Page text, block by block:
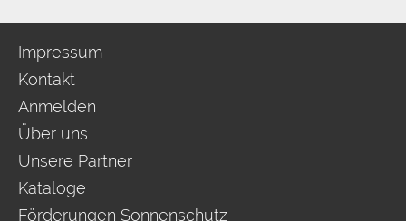
Impressum
Kontakt
Anmelden
Über uns
Unsere Partner
Kataloge
Förderungen Sonnenschutz